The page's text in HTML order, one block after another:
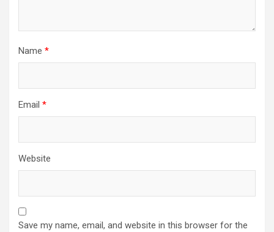
Name *
Email *
Website
Save my name, email, and website in this browser for the